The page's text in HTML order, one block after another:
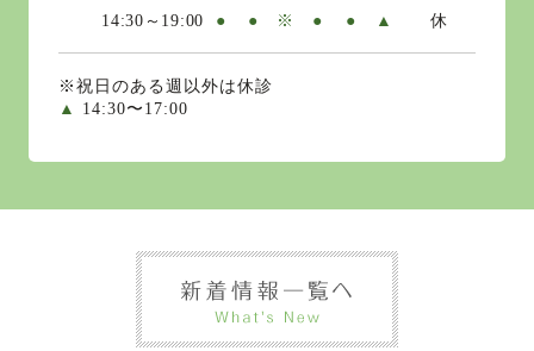
14:30～19:00
● ● ※ ● ● ▲ 休
※祝日のある週以外は休診
▲
14:30〜17:00